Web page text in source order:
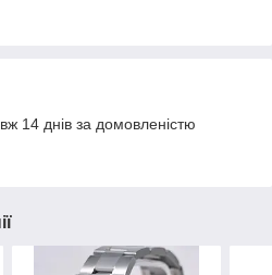
14 днів за домовленістю